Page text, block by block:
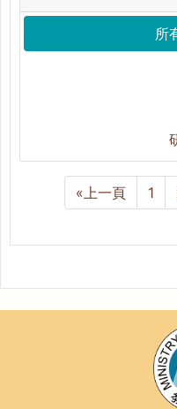
所
«上一頁 1